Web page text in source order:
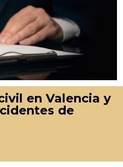
en Valencia y
de